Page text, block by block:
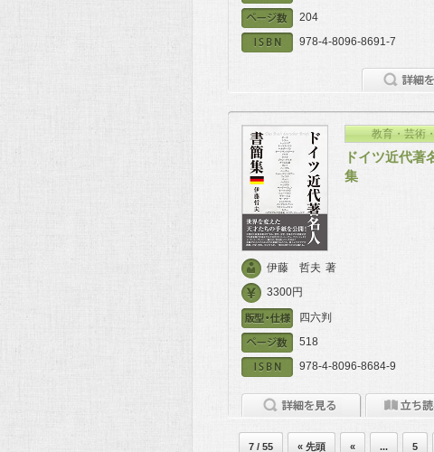
204
978-4-8096-8691-7
教育・芸術
ドイツ近代著
集
伊藤 哲夫 著
3300円
四六判
518
978-4-8096-8684-9
7 / 55 « 先頭 « ... 5